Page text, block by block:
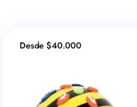
Desde $40.000